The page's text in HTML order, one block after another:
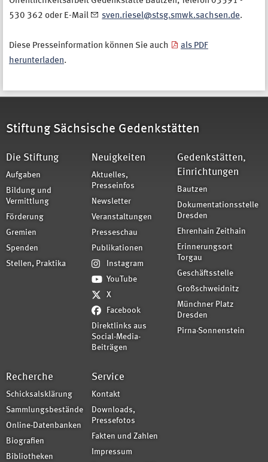
530 362 oder E-Mail
sven.riesel@stsg.smwk.sachsen.de.
Diese Presseinformation können Sie auch
als PDF
herunterladen.
Stiftung Sächsische Gedenkstätten
Die Stiftung
Aufgaben
Bildung und
Vermittlung
Förderung
Gremien
Spenden
Stellen, Praktika
Neuigkeiten
Aktuelles,
Presseinfos
Newsletter
Veranstaltungen
Presseschau
Publikationen
Instagram
YouTube
X
Facebook
Direktlinks aus
Social-Media-
Beiträgen
Gedenkstätten,
Einrichtungen
Bautzen
Dokumentationsstelle
Dresden
Ehrenhain Zeithain
Erinnerungsort
Torgau
Geschäftsstelle
Großschweidnitz
Münchner Platz
Dresden
Pirna-Sonnenstein
Recherche
Schicksalsklärung
Sammlungsbestände
Online-Datenbanken
Biografien
Bibliotheken
Service
Kontakt
Downloads,
Pressefotos
Fakten und Zahlen
Impressum